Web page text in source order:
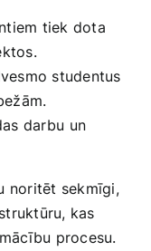
tiek dota
studentus
darbu ⁤un
noritēt sekmīgi,
‌kas
procesu.